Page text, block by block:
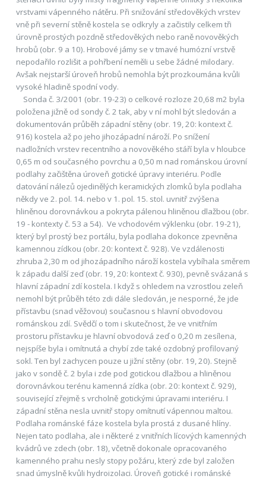
vrstvami vápenného nátěru. Při snižování středověkých vrstev
vně při severní stěně kostela se odkryly a začistily celkem tři
úrovně prostých pozdně středověkých nebo raně novověkých
hrobů (obr. 9 a 10). Hrobové jámy se v tmavé humózní vrstvě
nepodařilo rozlišit a pohřbení neměli u sebe žádné milodary.
Avšak nejstarší úroveň hrobů nemohla být prozkoumána kvůli
vysoké hladině spodní vody.
Sonda č. 3/2001 (obr. 19-23) o celkové rozloze 20,68 m2 byla
položena jižně od sondy č. 2 tak, aby v ní mohl být sledován a
dokumentován průběh západní stěny (obr. 19, 20: kontext č.
916) kostela až po jeho jihozápadní nároží. Po snížení
nadložních vrstev recentního a novověkého stáří byla v hloubce
0,65 m od současného povrchu a 0,50 m nad románskou úrovní
podlahy začištěna úroveň gotické úpravy interiéru. Podle
datování nálezů ojedinělých keramických zlomků byla podlaha
někdy ve 2. pol. 14. nebo v 1. pol. 15. stol. uvnitř zvýšena
hliněnou dorovnávkou a pokryta pálenou hliněnou dlažbou (obr.
19 - kontexty č. 53 a 54). Ve vchodovém výklenku (obr. 19-21),
který byl prostý bez portálu, byla podlaha dokonce zpevněna
kamennou zídkou (obr. 20: kontext č. 928). Ve vzdálenosti
zhruba 2,30 m od jihozápadního nároží kostela vybíhala směrem
k západu další zeď (obr. 19, 20: kontext č. 930), pevně svázaná s
hlavní západní zdí kostela. I když s ohledem na vzrostlou zeleň
nemohl být průběh této zdi dále sledován, je nesporné, že jde
přístavbu (snad věžovou) současnou s hlavní obvodovou
románskou zdí. Svědčí o tom i skutečnost, že ve vnitřním
prostoru přístavku je hlavní obvodová zeď o 0,20 m zesílena,
nejspíše byla i omítnutá a chybí zde také ozdobný profilovaný
sokl. Ten byl zachycen pouze u jižní stěny (obr. 19, 20). Stejně
jako v sondě č. 2 byla i zde pod gotickou dlažbou a hliněnou
dorovnávkou terénu kamenná zídka (obr. 20: kontext č. 929),
související zřejmě s vrcholně gotickými úpravami interiéru. I
západní stěna nesla uvnitř stopy omítnutí vápennou maltou.
Podlaha románské fáze kostela byla prostá z dusané hlíny.
Nejen tato podlaha, ale i některé z vnitřních lícových kamenných
kvádrů ve zdech (obr. 18), včetně dokonale opracovaného
kamenného prahu nesly stopy požáru, který zde byl založen
snad úmyslně kvůli hydroizolaci. Úroveň gotické i románské